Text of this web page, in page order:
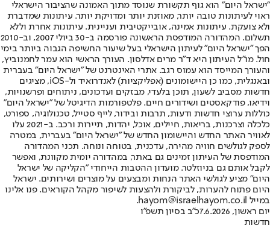
"ישראל היום" הוא גוף תקשורת שנוסד מתוך האמונה שהציבור הישראלי
ראוי לעיתונות טובה יותר, מאוזנת יותר ומדויקת יותר. עיתונות שמדברת
ולא צועקת. עיתונות אמינה, אובייקטיבית ועניינית. עיתונות אחרת וללא
תשלום. המהדורה המודפסת הראשונה פורסמה ב-30 ביולי 2007, וב-2010
הפך "ישראל היום" לעיתון הישראלי בעל שיעור החשיפה הגבוה ביותר בימי
חול. מו"ל העיתון היא ד"ר מרים אדלסון. העורך הראשי הוא עמר לחמנוביץ,
והעורך המייסד הוא עמוס רגב. אתרי האינטרנט של "ישראל היום" בעברית
ובאנגלית, כמו כן היישומונים (אפליקציות) לאנדרואיד ול-iOS, מציגים
חדשות מסביב לשעון, תוכן בלעדי, מבזקים ועדכונים, ניתוחים ופרשנויות,
וידיאו, פודקאסטים ושידורים חיים. פלטפורמות הדיגיטל של "ישראל היום"
כוללות ערוצי חדשות ודעות, תרבות ובידור, לייף סטייל, טכנולוגיה, ספורט,
כלכלה וצרכנות, בריאות, חיילים, אוכל, יהדות, תיירות ורכב. ב-2021 עלו
לאוויר האתר החדש והיישומון החדש של "ישראל היום" בעברית, במטרה
לספק לגולשים חוויה מהירה, עדכנית, בטוחה ונוחה. תכני המהדורה
המודפסת של העיתון זמינים גם באתר, במהדורה יומית מקוונת, ואפשר
לקבל אותם גם בניוזלטר. מועדון ההטבות הייחודי "הקליקה של ישראל
היום" מציע לגולשי האתר הנחות ומבצעים על מוצרים ושירותים. ישראל
היום פתוח להערות, לביקורת ולהצעות לשיפור מקהל הקוראים. פנו אלינו
במייל hayom@israelhayom.co.il.
יום ראשון, 7.6.2026
כ"ב בסיון תשפ"ו
חדשות